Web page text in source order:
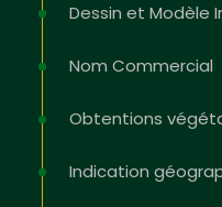
Dessin et Modèle
Nom Commercial
Obtentions
Indication